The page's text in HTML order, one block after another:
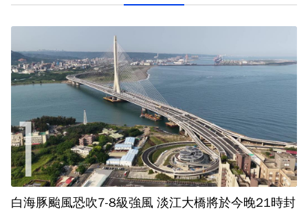
白海豚颱風恐吹7-8級強風 淡江大橋將於今晚21時封